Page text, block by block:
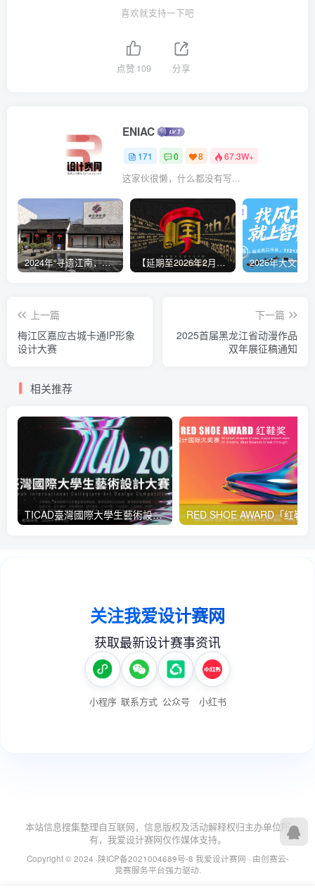
喜欢就支持一下吧
点赞 109 分享
ENIAC
171 0 8 67.3W+
这家伙很懒，什么都没有写...
2024年“寻遗江南，嘉有孔庙”嘉定区非遗文创设计大赛 【延期至2026年2月9日17:00】2025国文奖-两岸青年非遗文创大赛
上一篇
梅江区嘉应古城卡通IP形象
设计大赛
下一篇
2025首届黑龙江省动漫作品
双年展征稿通知
相关推荐
TICAD臺灣國際大學生藝術設計大賽
本站信息搜集整理自互联网，信息版权及活动解释权归主办单位所
有，我爱设计赛网仅作媒体支持。
Copyright © 2024 ·陕ICP备2021004689号-8 我爱设计赛网 · 由创赛云-
竞赛服务平台强力驱动.